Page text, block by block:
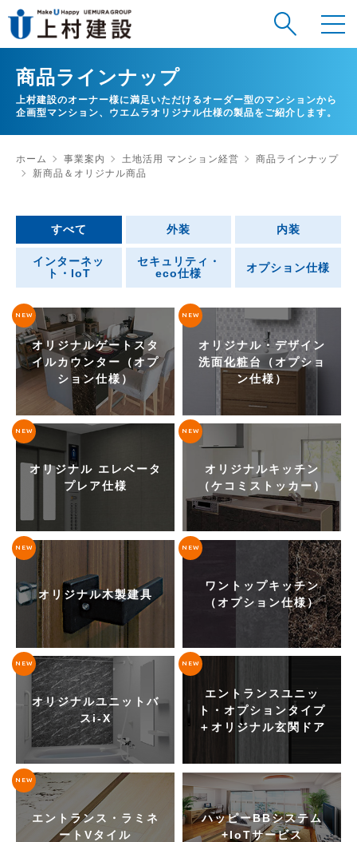
商品ラインナップ
上村建設のオーナー様に満足いただけるオーダー型のマンションから
企画型マンション、ウエムラオリジナル仕様の製品をご紹介します。
ホーム 事業案内 土地活用 マンション経営
商品ラインナップ
新商品＆オリジナル商品
すべて 外装 内装
インターネッ
ト・IoT
セキュリティ・
eco仕様
オプション仕様
NEW
オリジナルゲートスタ
イルカウンター（オプ
ション仕様）
NEW
オリジナル・デザイン
洗面化粧台（オプショ
ン仕様）
NEW
オリジナル エレベータ
プレア仕様
NEW
オリジナルキッチン
（ケコミストッカー）
NEW
オリジナル木製建具
NEW
ワントップキッチン
（オプション仕様）
NEW
オリジナルユニットバ
スi-X
NEW
エントランスユニッ
ト・オプションタイプ
＋オリジナル玄関ドア
NEW
エントランス・ラミネ
ートVタイル
ハッピーBBシステム
+IoTサービス